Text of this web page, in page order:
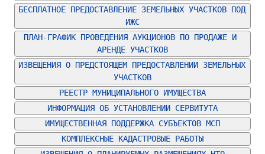
БЕСПЛАТНОЕ ПРЕДОСТАВЛЕНИЕ ЗЕМЕЛЬНЫХ УЧАСТКОВ ПОД
ИЖС
ПЛАН-ГРАФИК ПРОВЕДЕНИЯ АУКЦИОНОВ ПО ПРОДАЖЕ И
АРЕНДЕ УЧАСТКОВ
ИЗВЕЩЕНИЯ О ПРЕДСТОЯЩЕМ ПРЕДОСТАВЛЕНИИ ЗЕМЕЛЬНЫХ
УЧАСТКОВ
РЕЕСТР МУНИЦИПАЛЬНОГО ИМУЩЕСТВА
ИНФОРМАЦИЯ ОБ УСТАНОВЛЕНИИ СЕРВИТУТА
ИМУЩЕСТВЕННАЯ ПОДДЕРЖКА СУБЪЕКТОВ МСП
КОМПЛЕКСНЫЕ КАДАСТРОВЫЕ РАБОТЫ